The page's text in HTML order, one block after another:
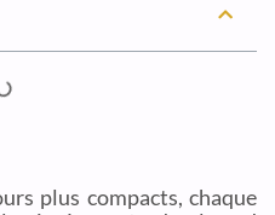
plus compacts, chaque